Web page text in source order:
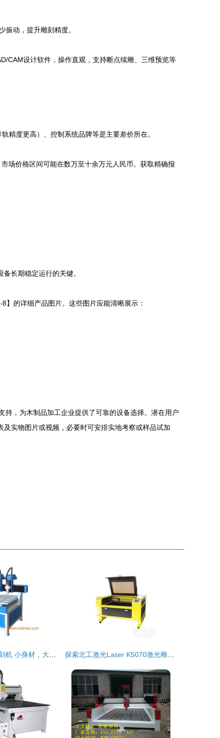
振动，提升雕刻精度。
CAM设计软件，操作直观，支持断点续雕、三维预览等
精度更高）、控制系统品牌等是主要差价所在。
场价格区间可能在数万至十余万元人民币。获取精确报
长期稳定运行的关键。
的详细产品图片。这些图片应能清晰展示：
持，为木制品加工企业提供了可靠的设备选择。潜在用户
实物图片或视频，必要时可安排实地考察或样品试加